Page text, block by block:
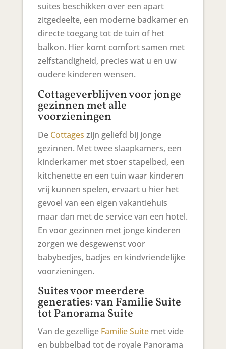
suites beschikken over een apart
zitgedeelte, een moderne badkamer en
directe toegang tot de tuin of het
balkon. Hier komt comfort samen met
zelfstandigheid, precies wat u en uw
oudere kinderen wensen.
Cottageverblijven voor jonge
gezinnen met alle
voorzieningen
De Cottages zijn geliefd bij jonge
gezinnen. Met twee slaapkamers, een
kinderkamer met stoer stapelbed, een
kitchenette en een tuin waar kinderen
vrij kunnen spelen, ervaart u hier het
gevoel van een eigen vakantiehuis
maar dan met de service van een hotel.
En voor gezinnen met jonge kinderen
zorgen we desgewenst voor
babybedjes, badjes en kindvriendelijke
voorzieningen.
Suites voor meerdere
generaties: van Familie Suite
tot Panorama Suite
Van de gezellige Familie Suitemet vide
en bubbelbad tot de royale Panorama